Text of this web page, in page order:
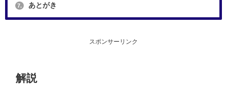
7. あとがき
スポンサーリンク
解説